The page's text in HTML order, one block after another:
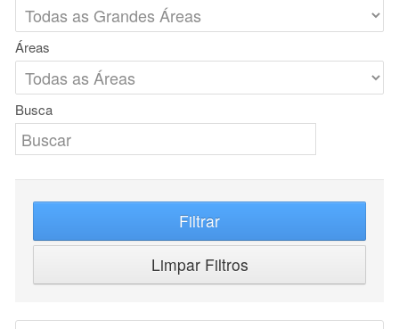
Áreas
Busca
Filtrar
Limpar Filtros